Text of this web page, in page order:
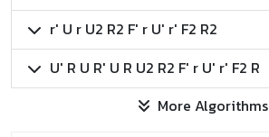
r' U r U2 R2 F' r U' r' F2 R2
U' R U R' U R U2 R2 F' r U' r' F2 R
More Algorithms